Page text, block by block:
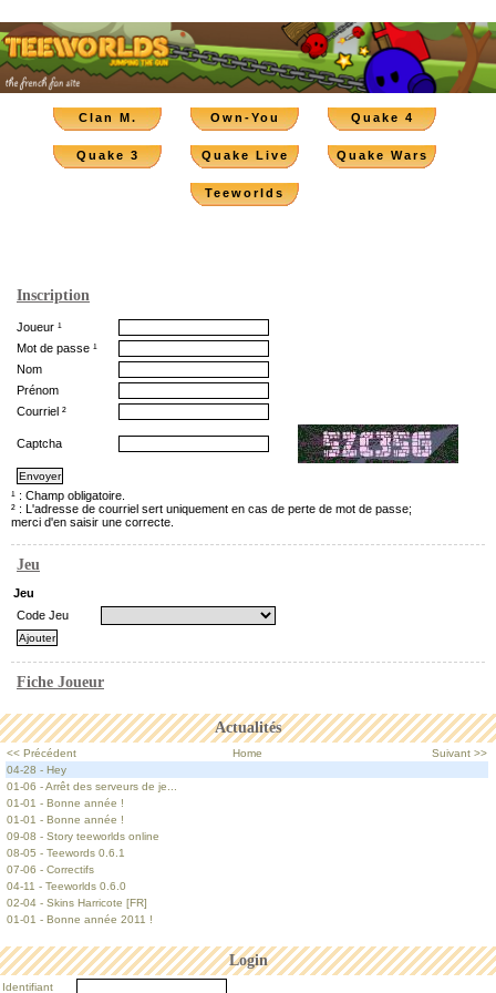
Clan M. Own-You Quake 4
Quake 3 Quake Live Quake Wars
Teeworlds
Actualités
<< Précédent Home
Suivant >>
04-28 - Hey
01-06 - Arrêt des serveurs de je...
01-01 - Bonne année !
01-01 - Bonne année !
09-08 - Story teeworlds online
08-05 - Teewords 0.6.1
07-06 - Correctifs
04-11 - Teeworlds 0.6.0
02-04 - Skins Harricote [FR]
01-01 - Bonne année 2011 !
Login
Identifiant
Inscription
Joueur ¹
Mot de passe ¹
Nom
Prénom
Courriel ²
Captcha
¹ : Champ obligatoire.
² : L'adresse de courriel sert uniquement en cas de perte de mot de passe;
merci d'en saisir une correcte.
Jeu
Jeu
Code Jeu
Fiche Joueur